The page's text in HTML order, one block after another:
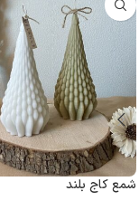
شمع کاج بلند